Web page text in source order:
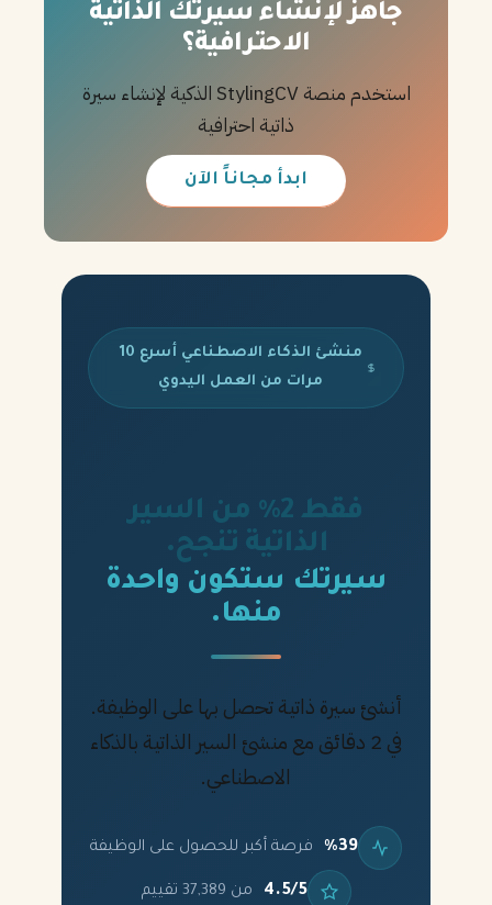
جاهز لإنشاء سيرتك الذاتية
الاحترافية؟
استخدم منصة StylingCV الذكية لإنشاء سيرة
ذاتية احترافية
ابدأ مجاناً الآن
منشئ الذكاء الاصطناعي أسرع 10
مرات من العمل اليدوي
فقط 2% من السير
الذاتية تنجح.
سيرتك ستكون واحدة
منها.
أنشئ سيرة ذاتية تحصل بها على الوظيفة.
في 2 دقائق مع منشئ السير الذاتية بالذكاء
الاصطناعي.
%39 فرصة أكبر للحصول على الوظيفة
4.5/5 من 37,389 تقييم